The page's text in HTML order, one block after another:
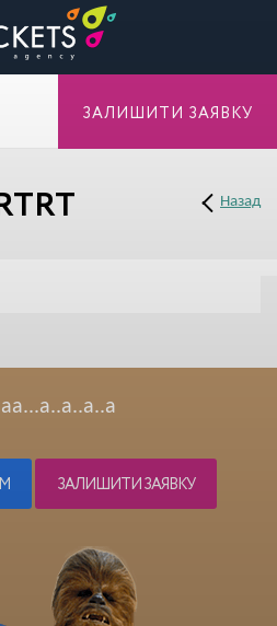
Назад
ЗАЛИШИТИ ЗАЯВКУ
ЗАЛИШИТИ ЗАЯВКУ